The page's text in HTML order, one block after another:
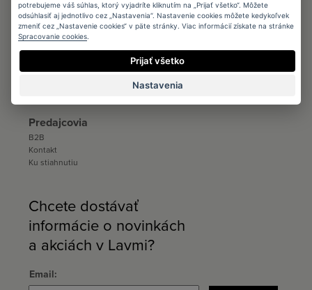
Registrácia
Katalógy a vzorkovníky
Ku stiahnutiu
Distribúcia
Predajcovia
B2B
Kontakt
Ku stiahnutiu
Chcete dostávať
informácie o novinkách
a akciách v Lavmi?
Email
potrebujeme váš súhlas, ktorý vyjadríte kliknutím na „Prijať všetko“. Môžete
odsúhlasiť aj jednotlivo cez „Nastavenia“. Nastavenie cookies môžete kedykoľvek
zmeniť cez „Nastavenie cookies“ v päte stránky. Viac informácií získate na stránke
Spracovanie cookies
Prijať všetko
Nastavenia